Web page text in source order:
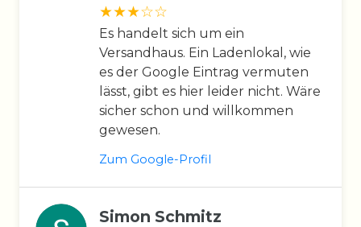
Es handelt sich um ein
Versandhaus. Ein Ladenlokal, wie
es der Google Eintrag vermuten
lässt, gibt es hier leider nicht. Wäre
sicher schon und willkommen
gewesen.
Zum Google-Profil
Simon Schmitz